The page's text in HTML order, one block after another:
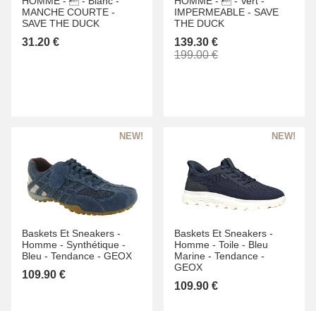
MANCHE COURTE -
SAVE THE DUCK
31.20 €
IMPERMEABLE - SAVE
THE DUCK
139.30 €
199.00 €
Baskets Et Sneakers -
Homme - Synthétique -
Bleu - Tendance - GEOX
109.90 €
Baskets Et Sneakers -
Homme - Toile - Bleu
Marine - Tendance -
GEOX
109.90 €